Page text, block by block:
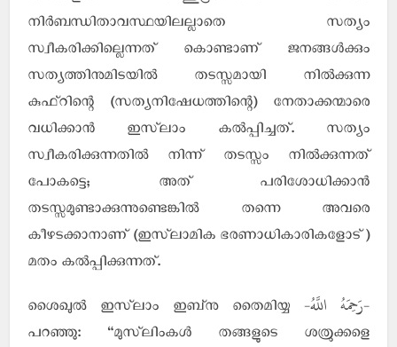
നിര്‍ബന്ധിതാവസ്ഥയിലല്ലാതെ സത്യം
സ്വീകരിക്കില്ലെന്നത് കൊണ്ടാണ് ജനങ്ങള്‍ക്കും
സത്യത്തിനുമിടയില്‍ തടസ്സമായി നില്‍ക്കുന്ന
കുഫ്റിന്റെ (സത്യനിഷേധത്തിന്റെ) നേതാക്കന്മാരെ
വധിക്കാന്‍ ഇസ്‌ലാം കല്‍പ്പിച്ചത്. സത്യം
സ്വീകരിക്കുന്നതില്‍ നിന്ന് തടസ്സം നില്‍ക്കുന്നത്
പോകട്ടെ; അത് പരിശോധിക്കാന്‍
തടസ്സമുണ്ടാക്കുന്നുണ്ടെങ്കില്‍ തന്നെ അവരെ
കീഴടക്കാനാണ് (ഇസ്‌ലാമിക ഭരണാധികാരികളോട്)
മതം കല്‍പ്പിക്കുന്നത്.
ശൈഖുല്‍ ഇസ്‌ലാം ഇബ്‌നു തൈമിയ്യ
-رَحِمَهُ اللَّهُ-
പറഞ്ഞു: “മുസ്‌ലിംകള്‍ തങ്ങളുടെ ശത്രുക്കളെ